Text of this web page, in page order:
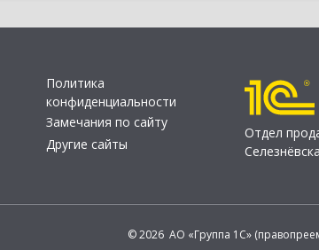
Политика
конфиденциальности
Замечания по сайту
Другие сайты
Отдел
© 2026 АО «Группа 1С»